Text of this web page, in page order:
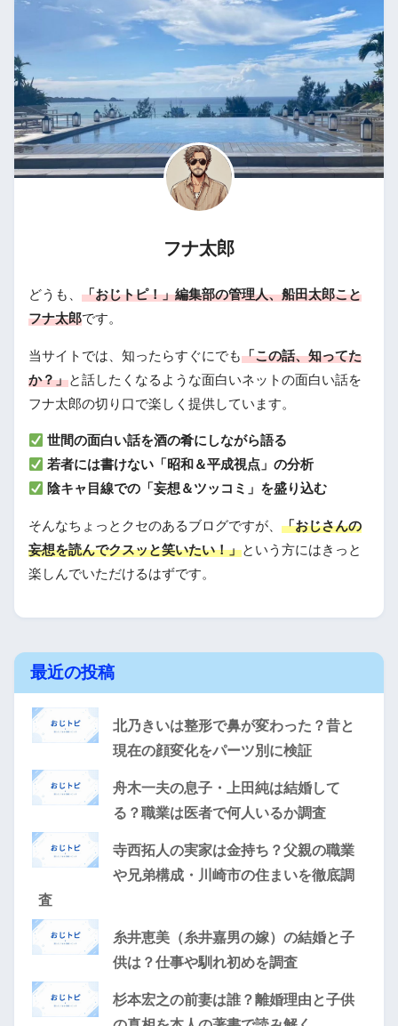
フナ太郎
どうも、 「おじトピ！」編集部の管理人、船田太郎こと
フナ太郎です。
当サイトでは、知ったらすぐにでも「この話、知ってた
か？」と話したくなるような面白いネットの面白い話を
フナ太郎の切り口で楽しく提供しています。
世間の面白い話を酒の肴にしながら語る
若者には書けない「昭和＆平成視点」の分析
陰キャ目線での「妄想＆ツッコミ」を盛り込む
そんなちょっとクセのあるブログですが、 「おじさんの
妄想を読んでクスッと笑いたい！」という方にはきっと
楽しんでいただけるはずです。
最近の投稿
北乃きいは整形で鼻が変わった？昔と
現在の顔変化をパーツ別に検証
舟木一夫の息子・上田純は結婚して
る？職業は医者で何人いるか調査
寺西拓人の実家は金持ち？父親の職業
や兄弟構成・川崎市の住まいを徹底調
査
糸井恵美（糸井嘉男の嫁）の結婚と子
供は？仕事や馴れ初めを調査
杉本宏之の前妻は誰？離婚理由と子供